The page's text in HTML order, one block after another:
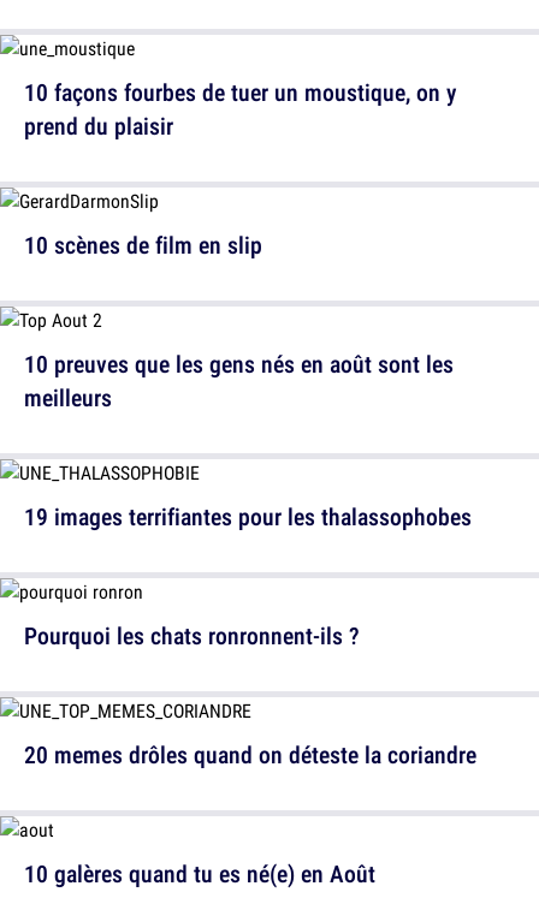
10 façons fourbes de tuer un moustique, on y
prend du plaisir
10 preuves que les gens nés en août sont les
meilleurs
Pourquoi les chats ronronnent-ils ?
10 galères quand tu es né(e) en Août
10 scènes de film en slip
19 images terrifiantes pour les thalassophobes
20 memes drôles quand on déteste la coriandre